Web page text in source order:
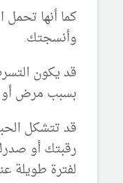
كما أنها
وأنسجتك.
قد يكون
بسبب مرض أو
قد تتشكل
رقبتك أو
لفترة طويلة